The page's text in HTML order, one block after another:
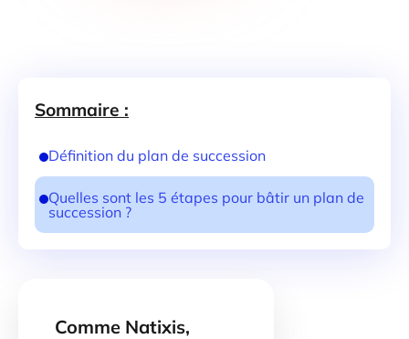
Sommaire :
Définition du plan de succession
Quelles sont les 5 étapes pour bâtir un plan de
succession ?
Comme Natixis,